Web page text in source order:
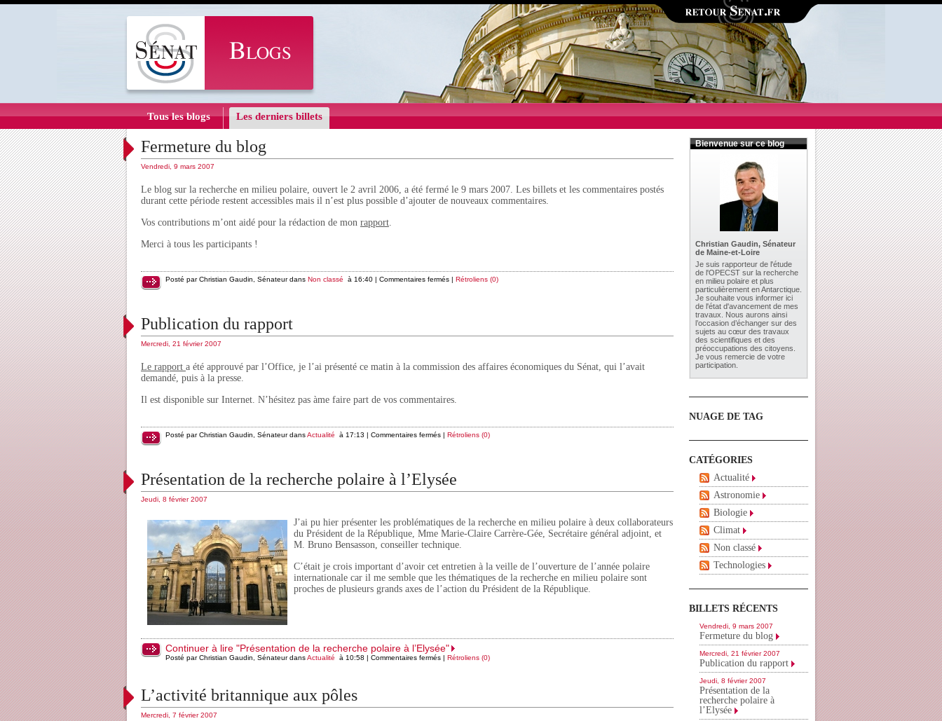
Tous les blogs Les derniers billets
Fermeture du blog
Vendredi, 9 mars 2007
Le blog sur la recherche en milieu polaire, ouvert le 2 avril 2006, a été fermé le 9 mars 2007. Les billets et les commentaires postés
durant cette période restent accessibles mais il n’est plus possible d’ajouter de nouveaux commentaires.
Vos contributions m’ont aidé pour la rédaction de mon rapport.
Merci à tous les participants !
Posté par Christian Gaudin, Sénateur dans Non classé à 16:40 | Commentaires fermés | Rétroliens (0)
Publication du rapport
Mercredi, 21 février 2007
Le rapport a été approuvé par l’Office, je l’ai présenté ce matin à la commission des affaires économiques du Sénat, qui l’avait
demandé, puis à la presse.
Il est disponible sur Internet. N’hésitez pas àme faire part de vos commentaires.
Posté par Christian Gaudin, Sénateur dansActualité à 17:13 | Commentaires fermés | Rétroliens (0)
Présentation de la recherche polaire à l’Elysée
Jeudi, 8 février 2007
J’ai pu hier présenter les problématiques de la recherche en milieu polaire à deux collaborateurs
du Président de la République, Mme Marie-Claire Carrère-Gée, Secrétaire général adjoint, et
M. Bruno Bensasson, conseiller technique.
C’était je crois important d’avoir cet entretien à la veille de l’ouverture de l’année polaire
internationale car il me semble que les thématiques de la recherche en milieu polaire sont
proches de plusieurs grands axes de l’action du Président de la République.
Continuer à lire "Présentation de la recherche polaire à l’Elysée"
Posté par Christian Gaudin, Sénateur dansActualité à 10:58 | Commentaires fermés | Rétroliens (0)
L’activité britannique aux pôles
Mercredi, 7 février 2007
Bienvenue sur ce blog
Christian Gaudin, Sénateur
de Maine-et-Loire
Je suis rapporteur de l'étude
de l'OPECST sur la recherche
en milieu polaire et plus
particulièrement en Antarctique.
Je souhaite vous informer ici
de l'état d'avancement de mes
travaux. Nous aurons ainsi
l’occasion d’échanger sur des
sujets au cœur des travaux
des scientifiques et des
préoccupations des citoyens.
Je vous remercie de votre
participation.
NUAGE DE TAG
CATÉGORIES
Actualité
Astronomie
Biologie
Climat
Non classé
Technologies
BILLETS RÉCENTS
Vendredi, 9 mars 2007
Fermeture du blog
Mercredi, 21 février 2007
Publication du rapport
Jeudi, 8 février 2007
Présentation de la
recherche polaire à
l’Elysée